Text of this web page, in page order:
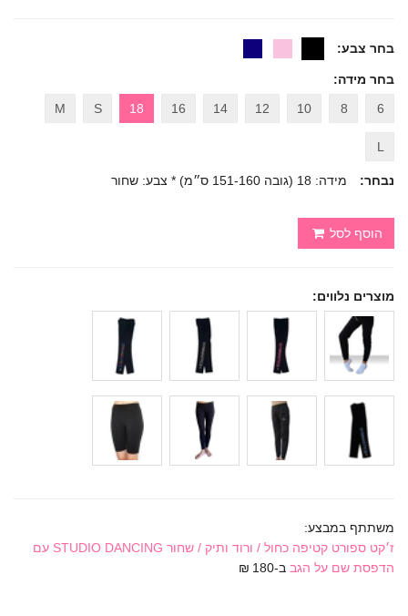
בחר צבע:
בחר מידה:
6
8
10
12
14
16
18
S
M
L
נבחר: מידה: 18 (גובה 151-160 ס״מ) * צבע: שחור
הוסף לסל
מוצרים נלווים:
משתתף במבצע:
ז׳קט ספורט קטיפה כחול / ורוד ותיק / שחור STUDIO DANCING עם
הדפסת שם על הגב ב-180 ₪